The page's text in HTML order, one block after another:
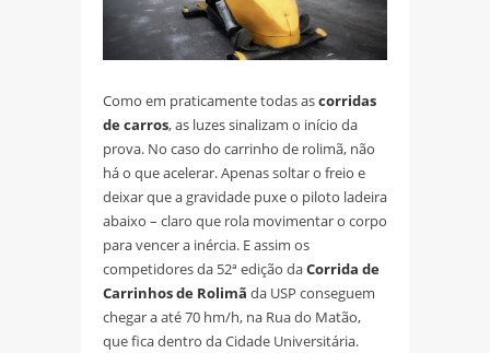
Como em praticamente todas ascorridas
de carros, as luzes sinalizam o início da
prova. No caso do carrinho de rolimã, não
há o que acelerar. Apenas soltar o freio e
deixar que a gravidade puxe o piloto ladeira
abaixo – claro que rola movimentar o corpo
para vencer a inércia. E assim os
competidores da 52ª edição daCorrida de
Carrinhos de Rolimã da USP conseguem
chegar a até 70 hm/h, na Rua do Matão,
que fica dentro da Cidade Universitária.